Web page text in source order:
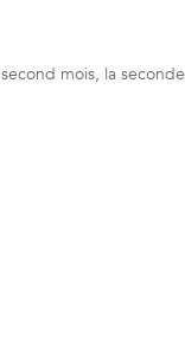
mois, la seconde